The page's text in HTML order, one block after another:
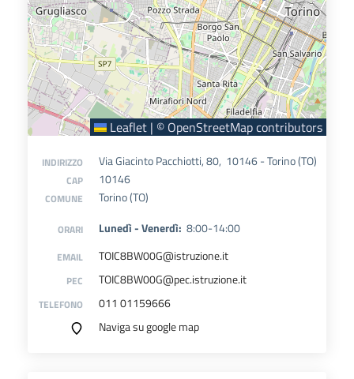
Leaflet | © OpenStreetMapcontributors
INDIRIZZO Via Giacinto Pacchiotti, 80, 10146 - Torino (TO)
CAP 10146
COMUNE Torino (TO)
ORARI Lunedì - Venerdì: 8:00-14:00
EMAIL TOIC8BW00G@istruzione.it
PEC TOIC8BW00G@pec.istruzione.it
TELEFONO
011 01159666
Naviga su google map